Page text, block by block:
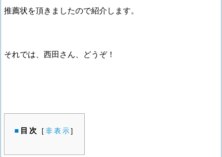
推薦状を頂きましたので紹介します。
それでは、西田さん、どうぞ！
目次 [ 非表示 ]